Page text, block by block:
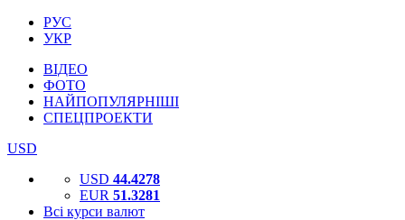
РУС
УКР
ВІДЕО
ФОТО
НАЙПОПУЛЯРНІШІ
СПЕЦПРОЕКТИ
USD
USD 44.4278
EUR 51.3281
Всі курси валют